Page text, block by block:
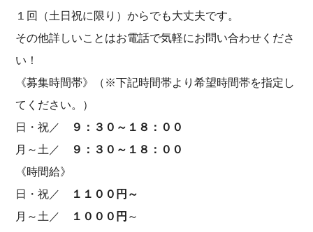
１回（土日祝に限り）からでも大丈夫です。
その他詳しいことはお電話で気軽にお問い合わせくださ
い！
《募集時間帯》（※下記時間帯より希望時間帯を指定し
てください。）
日・祝／
９：３０～１８：００
月～土／
９：３０～１８：００
《時間給》
日・祝／
１１００円～
月～土／
１０００円 ～